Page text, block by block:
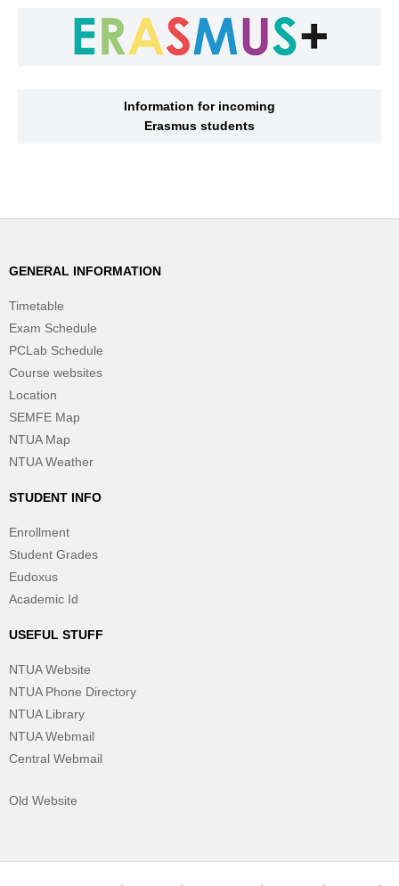
Information for incoming
Erasmus students
GENERAL INFORMATION
Timetable
Exam Schedule
PCLab Schedule
Course websites
Location
SEMFE Map
NTUA Map
NTUA Weather
STUDENT INFO
Enrollment
Student Grades
Eudoxus
Academic Id
USEFUL STUFF
NTUA Website
NTUA Phone Directory
NTUA Library
NTUA Webmail
Central Webmail
Old Website